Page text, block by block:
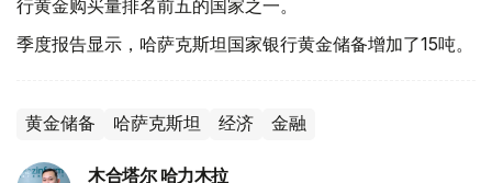
行黄金购买量排名前五的国家之一。
季度报告显示，哈萨克斯坦国家银行黄金储备增加了15吨。
黄金储备 哈萨克斯坦 经济 金融
木合塔尔 哈力木拉